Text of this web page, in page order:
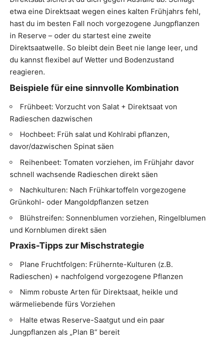
etwa eine Direktsaat wegen eines kalten Frühjahrs fehl,
hast du im besten Fall noch vorgezogene Jungpflanzen
in Reserve – oder du startest eine zweite
Direktsaatwelle. So bleibt dein Beet nie lange leer, und
du kannst flexibel auf Wetter und Bodenzustand
reagieren.
Beispiele für eine sinnvolle Kombination
Frühbeet: Vorzucht von Salat + Direktsaat von
Radieschen dazwischen
Hochbeet: Früh salat und Kohlrabi pflanzen,
davor/dazwischen Spinat säen
Reihenbeet: Tomaten vorziehen, im Frühjahr davor
schnell wachsende Radieschen direkt säen
Nachkulturen: Nach Frühkartoffeln vorgezogene
Grünkohl- oder Mangoldpflanzen setzen
Blühstreifen: Sonnenblumen vorziehen, Ringelblumen
und Kornblumen direkt säen
Praxis-Tipps zur Mischstrategie
Plane Fruchtfolgen: Frühernte-Kulturen (z.B.
Radieschen) + nachfolgend vorgezogene Pflanzen
Nimm robuste Arten für Direktsaat, heikle und
wärmeliebende fürs Vorziehen
Halte etwas Reserve-Saatgut und ein paar
Jungpflanzen als „Plan B“ bereit